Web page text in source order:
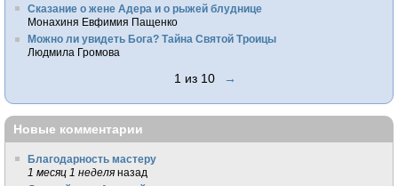
Сказание о жене Адера и о рыжей блуднице
Монахиня Евфимия Пащенко
Можно ли увидеть Бога? Тайна Святой Троицы
Людмила Громова
1 из 10 →
Новые комментарии
Благодарность мастеру
1 месяц 1 неделя назад